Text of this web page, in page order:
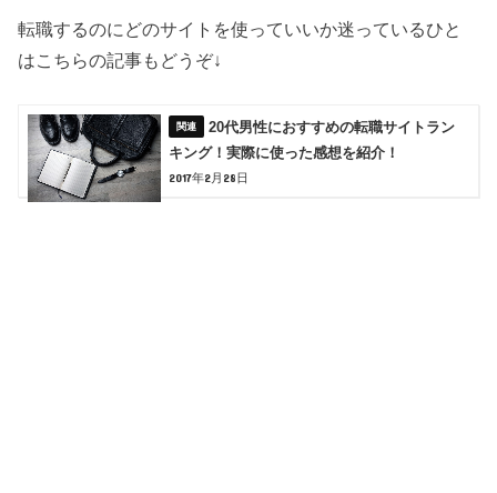
転職するのにどのサイトを使っていいか迷っているひと
はこちらの記事もどうぞ↓
20代男性におすすめの転職サイトラン
キング！実際に使った感想を紹介！
2017年2月28日